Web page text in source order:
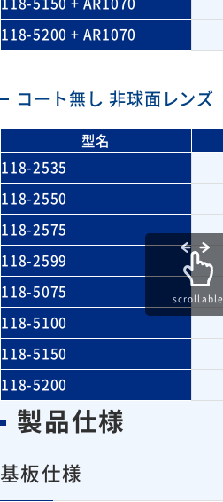
118-5200 + AR1070
コート無し 非球面レンズ
型名
118-2535
118-2550
118-2575
118-2599
118-5075
118-5100
118-5150
118-5200
scrollable
製品仕様
基板仕様